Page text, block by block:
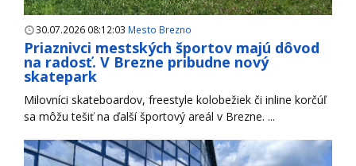
30.07.2026 08:12:03 Mesto Brezno
Priaznivci mestských športov majú dôvod
na radosť. V Brezne pribudne nový
skatepark
Milovníci skateboardov, freestyle kolobežiek či inline korčúľ
sa môžu tešiť na ďalší športový areál v Brezne. ...